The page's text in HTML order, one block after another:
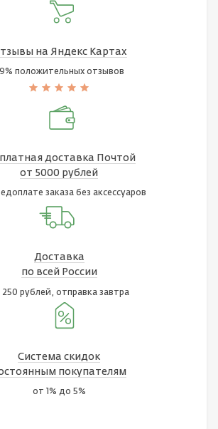
на Яндекс Картах
положительных отзывов
доставка Почтой
от 5000 рублей
заказа без аксессуаров
Доставка
по всей России
250 рублей, отправка завтра
Система скидок
покупателям
от 1% до 5%